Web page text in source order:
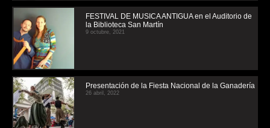
FESTIVAL DE MUSICA ANTIGUA en el Auditorio de
la Biblioteca San Martín
9 octubre, 2021
Presentación de la Fiesta Nacional de la Ganadería
26 abril, 2022